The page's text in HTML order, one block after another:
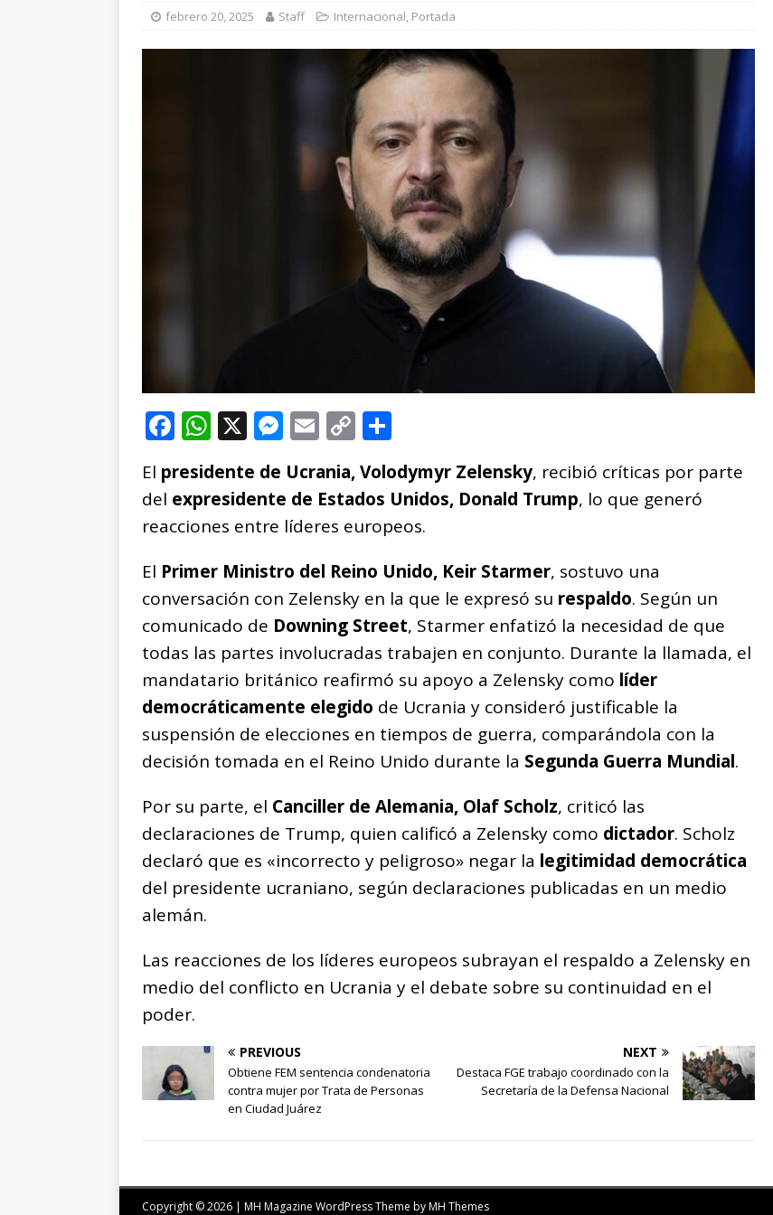
unidad en el PAN
ESTATAL
febrero 20, 2025 Staff Internacional, Portada
F
c
e
b
o
o
k
W
h
at
s
A
p
p
X M
ss
e
n
g
e
r
E
m
ai
l
C
p
y
Li
n
k
o
m
p
ar
ti
r
El presidente de Ucrania, Volodymyr Zelensky, recibió críticas por parte
del expresidente de Estados Unidos, Donald Trump, lo que generó
reacciones entre líderes europeos.
El Primer Ministro del Reino Unido, Keir Starmer, sostuvo una
conversación con Zelensky en la que le expresó su respaldo. Según un
comunicado de Downing Street, Starmer enfatizó la necesidad de que
todas las partes involucradas trabajen en conjunto. Durante la llamada, el
mandatario británico reafirmó su apoyo a Zelensky como líder
democráticamente elegido de Ucrania y consideró justificable la
suspensión de elecciones en tiempos de guerra, comparándola con la
decisión tomada en el Reino Unido durante la Segunda Guerra Mundial.
Por su parte, el Canciller de Alemania, Olaf Scholz, criticó las
declaraciones de Trump, quien calificó a Zelensky como dictador. Scholz
declaró que es «incorrecto y peligroso» negar la legitimidad democrática
del presidente ucraniano, según declaraciones publicadas en un medio
alemán.
Las reacciones de los líderes europeos subrayan el respaldo a Zelensky en
medio del conflicto en Ucrania y el debate sobre su continuidad en el
poder.
PREVIOUS
Obtiene FEM sentencia condenatoria
contra mujer por Trata de Personas
en Ciudad Juárez
NEXT
Destaca FGE trabajo coordinado con la
Secretaría de la Defensa Nacional
Copyright © 2026 | MH Magazine WordPress Theme byMH Themes